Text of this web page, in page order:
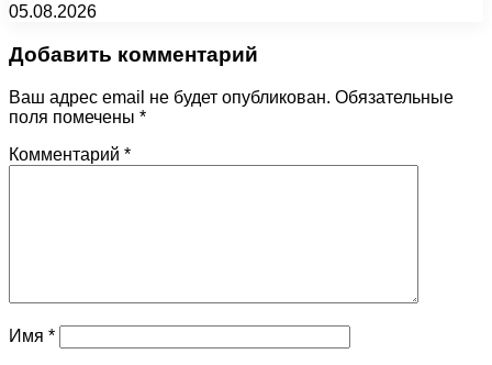
05.08.2026
Добавить комментарий
Ваш адрес email не будет опубликован. Обязательные
поля помечены *
Комментарий *
Имя *